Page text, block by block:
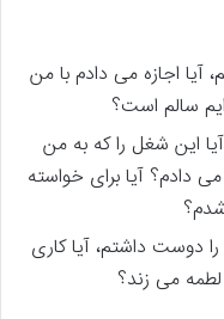
آیا اجازه می دادم با من
سالم است؟
این شغل را که به من
دادم؟ آیا برای خواسته
دوست داشتم، آیا کاری
می زند؟